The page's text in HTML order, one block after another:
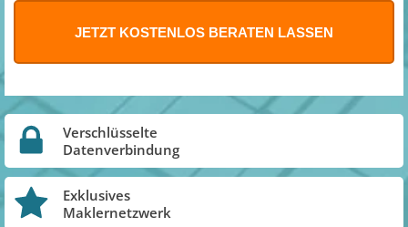
Verschlüsselte
Datenverbindung
Exklusives
Maklernetzwerk